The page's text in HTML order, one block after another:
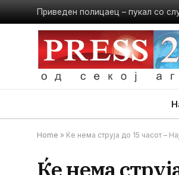
Приведен полицаец – пукал со
Home » Ќе нема струја до 15 часот –